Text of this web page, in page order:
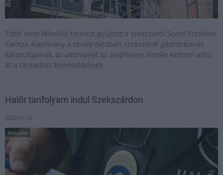
Több mint félmillió forintot gyűjtött a szekszárdi Szent Erzsébet
Caritas Alapítvány a tavaly októberi szekszárdi gázrobbanás
károsultjainak, az adományt az alapítvány elnöke kedden adta
át a társasház képviselőjének.
Halőr tanfolyam indul Szekszárdon
2020.01.13
Aktuális